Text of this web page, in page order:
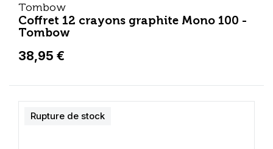
Tombow
Coffret 12 crayons graphite Mono 100 -
Tombow
38,95 €
Rupture de stock